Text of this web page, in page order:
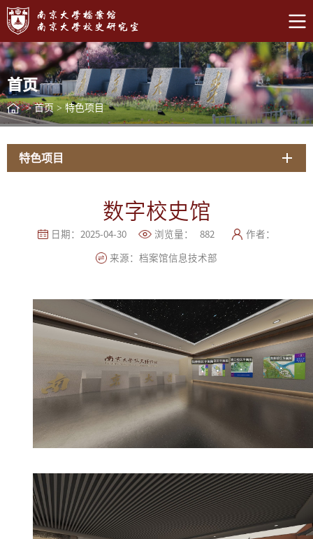
首页
> 首页 > 特色项目
特色项目
数字校史馆
日期：2025-04-30 浏览量： 882 作者：
来源：档案馆信息技术部